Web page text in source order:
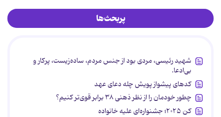
پربحث‌ها
شهید رئیسی، مردی بود از جنس مردم، ساده‌زیست، پرکار و
بی‌ادعا.
کدهای پیشواز پویش چله دعای عهد
چطور خودمان را از نظر ذهنی ۳۸ برابر قوی‌تر کنیم؟
کن ۲۰۲۵؛ جشنواره‌ای علیه خانواده